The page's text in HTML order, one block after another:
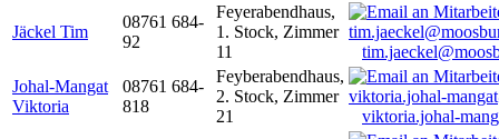
Jäckel Tim
08761 684-
92
Feyerabendhaus,
1. Stock, Zimmer
11
Johal-Mangat
Viktoria
08761 684-
818
Feyberabendhaus,
2. Stock, Zimmer
21
viktoria.johal-